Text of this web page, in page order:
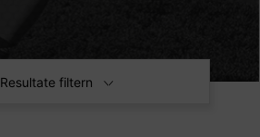
Resultate filtern